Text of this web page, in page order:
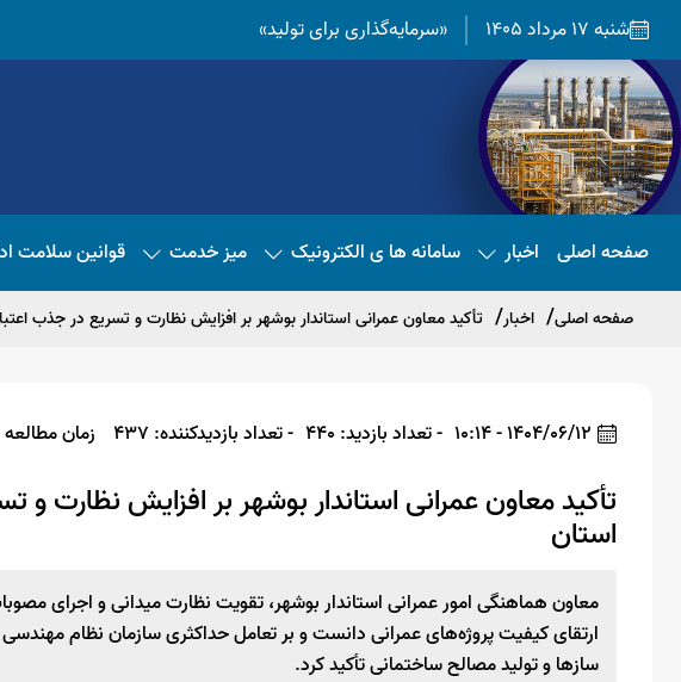
شنبه 17 مرداد 1405 «سرمایه‌گذاری برای تولید»
صفحه اصلی اخبار سامانه ها ی الکترونیک میز خدمت قوانین سلامت
صفحه اصلی اخبار تأکید معاون عمرانی استاندار بوشهر بر افزایش نظارت و تسریع در جذب
1404/06/12 - 10:14 - تعداد بازدید: 440 - تعداد بازدیدکننده: 437 زمان مطالعه : 1
تأکید معاون عمرانی استاندار بوشهر بر افزایش نظارت و
استان
معاون هماهنگی امور عمرانی استاندار بوشهر، تقویت نظارت میدانی و اجرای
ارتقای کیفیت پروژه‌های عمرانی دانست و بر تعامل حداکثری سازمان نظام
سازها و تولید مصالح ساختمانی تأکید کرد.